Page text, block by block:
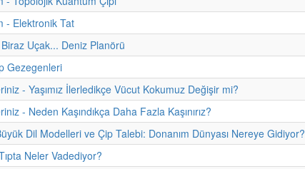
- Elektronik Tat
Uçak... Deniz Planörü
Gezegenleri
- Yaşımız İlerledikçe Vücut Kokumuz Değişir mi?
- Neden Kaşındıkça Daha Fazla Kaşınırız?
Dil Modelleri ve Çip Talebi: Donanım Dünyası Nereye Gidiyor?
Neler Vadediyor?